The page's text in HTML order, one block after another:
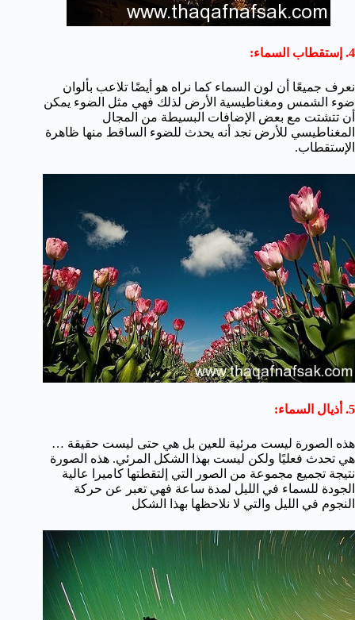
4. إستقطاب السماء:
نعرف جميعًا أن لون السماء كما نراه هو أيضًا تلاعب بألوان
ضوء الشمس ومغناطيسية الأرض لذلك فهي مثل الضوء يمكن
أن تتشتت مع بعض الإضافات البسيطة من المجال
المغناطيسي للأرض نجد أنه يحدث للضوء الساقط منها ظاهرة
الإستقطاب.
5. أذيال السماء:
هذه الصورة ليست مرئية للعين بل هي حتى ليست حقيقة …
هي تحدث فعليًا ولكن ليست بهذا الشكل المرئي. هذه الصورة
نتيجة تجميع مجموعة من الصور التي إلتقطتها كاميرا عالية
الجودة للسماء في الليل لمدة ساعة فهي تعبر عن حركة
النجوم في الليل والتي لا نلاحظها بهذا الشكل